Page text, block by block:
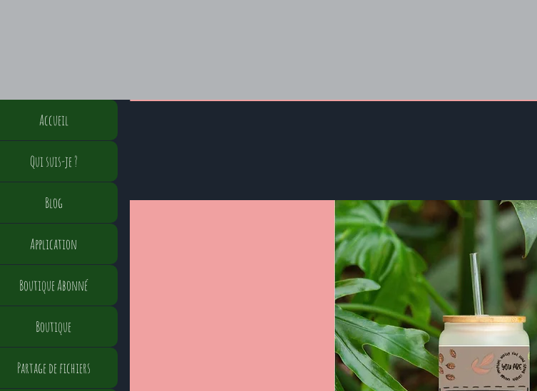
Accueil
Qui suis-je ?
Blog
Application
Boutique Abonné
Boutique
Partage de fichiers